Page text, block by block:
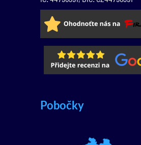
Pobočky